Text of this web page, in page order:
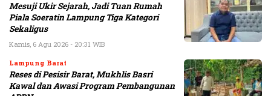
Mesuji Ukir Sejarah, Jadi Tuan Rumah
Piala Soeratin Lampung Tiga Kategori
Sekaligus
Kamis, 6 Agu 2026 - 20:31 WIB
Lampung Barat
Reses di Pesisir Barat, Mukhlis Basri
Kawal dan Awasi Program Pembangunan